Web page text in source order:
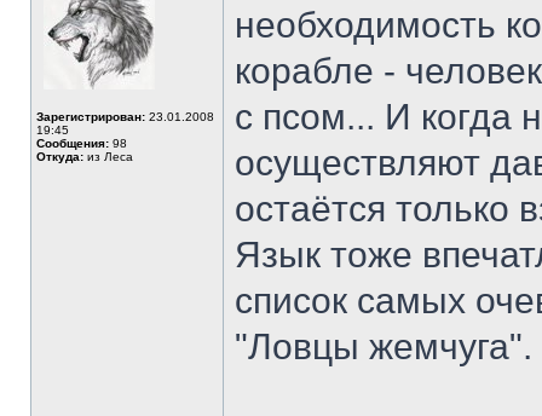
Зарегистрирован: 23.01.2008
19:45
Сообщения: 98
Откуда: из Леса
необходимость
корабле -
с псом... И когда
осуществляют
остаётся только
Язык тоже
список самых
"Ловцы жемчуга".